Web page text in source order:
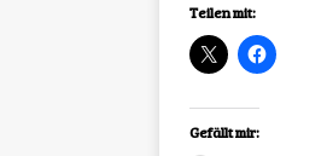
Teilen mit:
Gefällt mir: